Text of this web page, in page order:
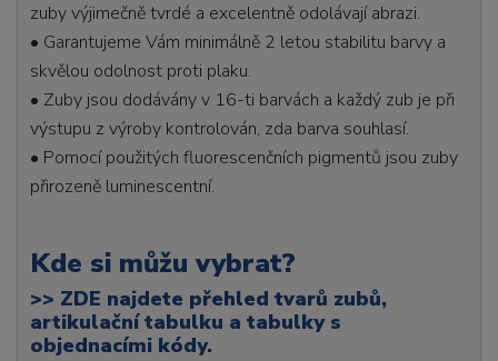
zuby výjimečně tvrdé a excelentně odolávají abrazi.
• Garantujeme Vám minimálně 2 letou stabilitu barvy a
skvělou odolnost proti plaku.
• Zuby jsou dodávány v 16-ti barvách a každý zub je při
výstupu z výroby kontrolován, zda barva souhlasí.
• Pomocí použitých fluorescenčních pigmentů jsou zuby
přirozeně luminescentní.
Kde si můžu vybrat?
>> ZDE najdete přehled tvarů zubů,
artikulační tabulku a tabulky s
objednacími kódy.